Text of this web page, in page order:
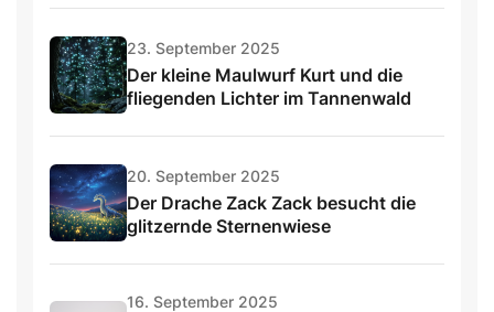
23. September 2025
Der kleine Maulwurf Kurt und die
fliegenden Lichter im Tannenwald
20. September 2025
Der Drache Zack Zack besucht die
glitzernde Sternenwiese
16. September 2025